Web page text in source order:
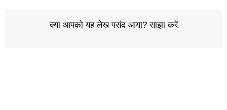
क्या आपको यह लेख पसंद आया? साझा करें